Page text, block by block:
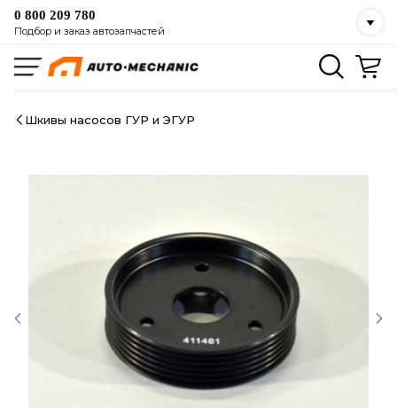
0 800 209 780
Подбор и заказ автозапчастей
Шкивы насосов ГУР и ЭГУР